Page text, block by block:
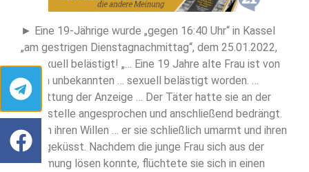
► Eine 19-Jährige wurde „gegen 16:40 Uhr“ in Kassel
„am gestrigen Dienstagnachmittag“, dem 25.01.2022,
„… sexuell belästigt! „… Eine 19 Jahre alte Frau ist von
einem unbekannten … sexuell belästigt worden. …
Erstattung der Anzeige … Der Täter hatte sie an der
Haltestelle angesprochen und anschließend bedrängt.
Gegen ihren Willen … er sie schließlich umarmt und ihren
Hals geküsst. Nachdem die junge Frau sich aus der
Umarmung lösen konnte, flüchtete sie sich in einen